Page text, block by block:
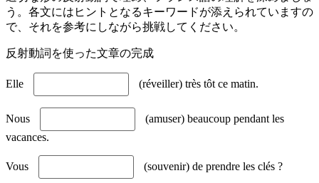
う。各文にはヒントとなるキーワードが添えられていますの
で、それを参考にしながら挑戦してください。
反射動詞を使った文章の完成
Elle (réveiller) très tôt ce matin.
Nous
(amuser) beaucoup pendant les
vacances.
Vous (souvenir) de prendre les clés ?